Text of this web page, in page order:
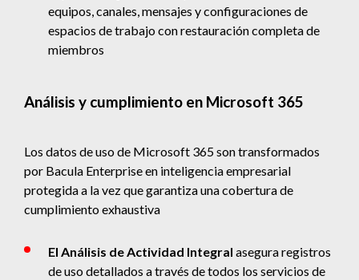
equipos, canales, mensajes y configuraciones de
espacios de trabajo con restauración completa de
miembros
Análisis y cumplimiento en Microsoft 365
Los datos de uso de Microsoft 365 son transformados
por Bacula Enterprise en inteligencia empresarial
protegida a la vez que garantiza una cobertura de
cumplimiento exhaustiva
El Análisis de Actividad Integral asegura registros
de uso detallados a través de todos los servicios de